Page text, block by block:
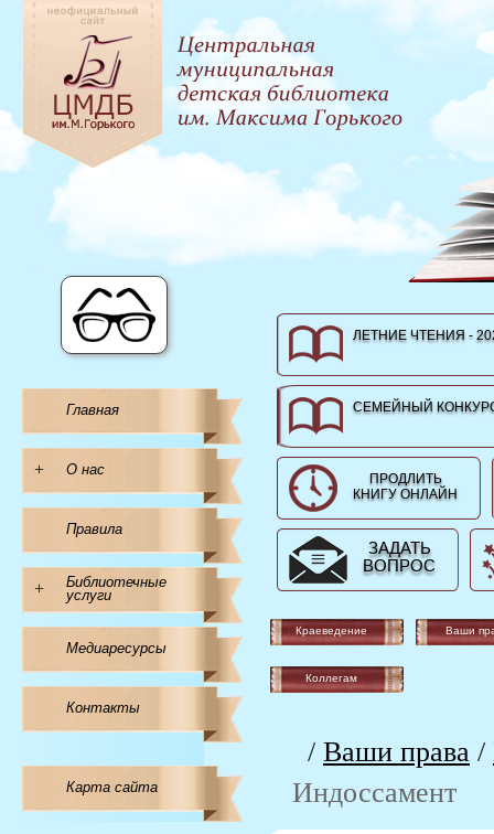
Главная
+ О нас
Правила
+
Библиотечные
услуги
Медиаресурсы
Контакты
Карта сайта
ЛЕТНИЕ ЧТЕНИЯ -
СЕМЕЙНЫЙ
ПРОДЛИТЬ
КНИГУ ОНЛАЙН
ЗАДАТЬ
ВОПРОС
Краеведение Ваши
Коллегам
/ Ваши права /
Индоссамент